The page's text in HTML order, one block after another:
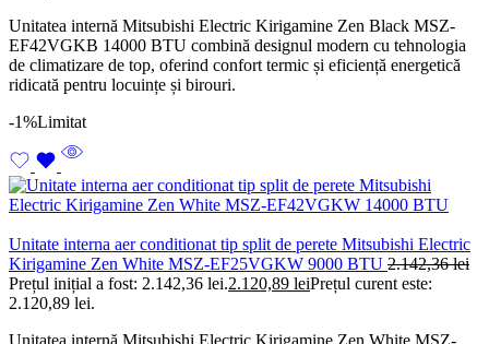
Unitatea internă Mitsubishi Electric Kirigamine Zen Black MSZ-
EF42VGKB 14000 BTU combină designul modern cu tehnologia
de climatizare de top, oferind confort termic și eficiență energetică
ridicată pentru locuințe și birouri.
-1%Limitat
Unitate interna aer conditionat tip split de perete Mitsubishi Electric
Kirigamine Zen White MSZ-EF25VGKW 9000 BTU 2.142,36lei
Prețul inițial a fost: 2.142,36 lei.2.120,89 leiPrețul curent este:
2.120,89 lei.
Unitatea internă Mitsubishi Electric Kirigamine Zen White MSZ-